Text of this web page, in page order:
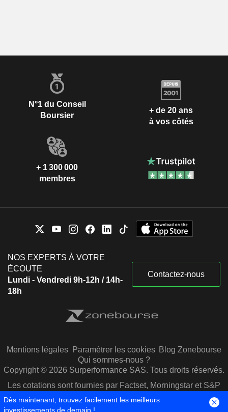
N°1 du Conseil
Boursier
+ de 20 ans
à vos côtés
+ 1 300 000
membres
NOS EXPERTS À VOTRE
ÉCOUTE
Lundi - Vendredi 9h-12h / 14h-
18h
Contactez-nous
Mentions légales Paramétrer les cookies Blog Zonebourse
Qui sommes-nous ?
Copyright © 2026 Surperformance SAS. Tous droits réservés.
Les cotations sont fournies par Factset, Morningstar et S&P
Capital IQ
Dès maintenant, trouvez facilement les meilleurs
investissements de demain !